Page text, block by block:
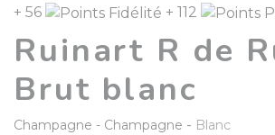
+ 56 + 112
Ruinart R de
Brut blanc
Champagne Champagne - Blanc